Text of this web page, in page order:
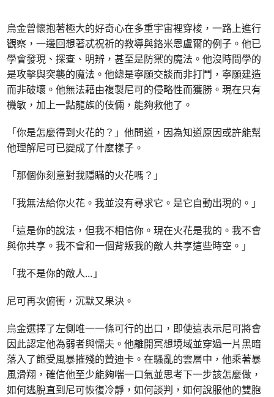
烏金曾懷抱著極大的好奇心在多重宇宙裡穿梭，一路上進行
觀察，一邊回想著忒祝祈的教導與鉻米恩盧爾的例子。他已
學會發現、探查、明辨，甚至是防禦的魔法。他沒時間學的
是攻擊與突襲的魔法。他總是寧願交談而非打鬥，寧願建造
而非破壞。他無法藉由複製尼可的侵略性而獲勝。現在只有
機敏，加上一點龍族的伎倆，能夠救他了。
「你是怎麼得到火花的？」他問道，因為知道原因或許能幫
他理解尼可已變成了什麼樣子。
「那個你刻意對我隱瞞的火花嗎？」
「我無法給你火花。我並沒有尋求它。是它自動出現的。」
「這是你的說法，但我不相信你。現在火花是我的。我不會
與你共享。我不會和一個背叛我的敵人共享這些時空。」
「我不是你的敵人…」
尼可再次俯衝，沉默又果決。
烏金選擇了左側唯一一條可行的出口，即使這表示尼可將會
因此認定他為弱者與懦夫。他離開冥想境域並穿過一片黑暗
落入了飽受風暴摧殘的贊迪卡。在騷亂的雲層中，他乘著暴
風滑翔，確信他至少能夠喘一口氣並思考下一步該怎麼做，
如何逃脫直到尼可恢復冷靜，如何談判，如何說服他的雙胞